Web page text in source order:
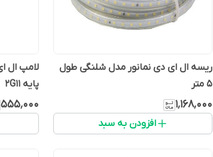
ریسه ال ای دی نمانور مدل شلنگی طول
5 متر
۱٬۱۶۸٬۰۰۰
افزودن به سبد
پایه 2G11
۵۵۵٬۰۰۰